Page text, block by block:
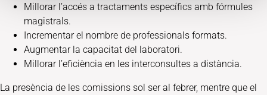
Millorar l’accés a tractaments específics amb fórmules
magistrals.
Incrementar el nombre de professionals formats.
Augmentar la capacitat del laboratori.
Millorar l’eficiència en les interconsultes a distància.
La presència de les comissions sol ser al febrer, mentre que el